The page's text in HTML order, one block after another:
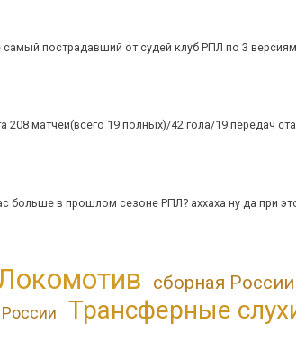
пострадавший от судей клуб РПЛ по 3
матчей(всего 19 полных)/42 гола/19 передач
больше в прошлом сезоне РПЛ? аххаха ну да при
сборная России
Трансферные